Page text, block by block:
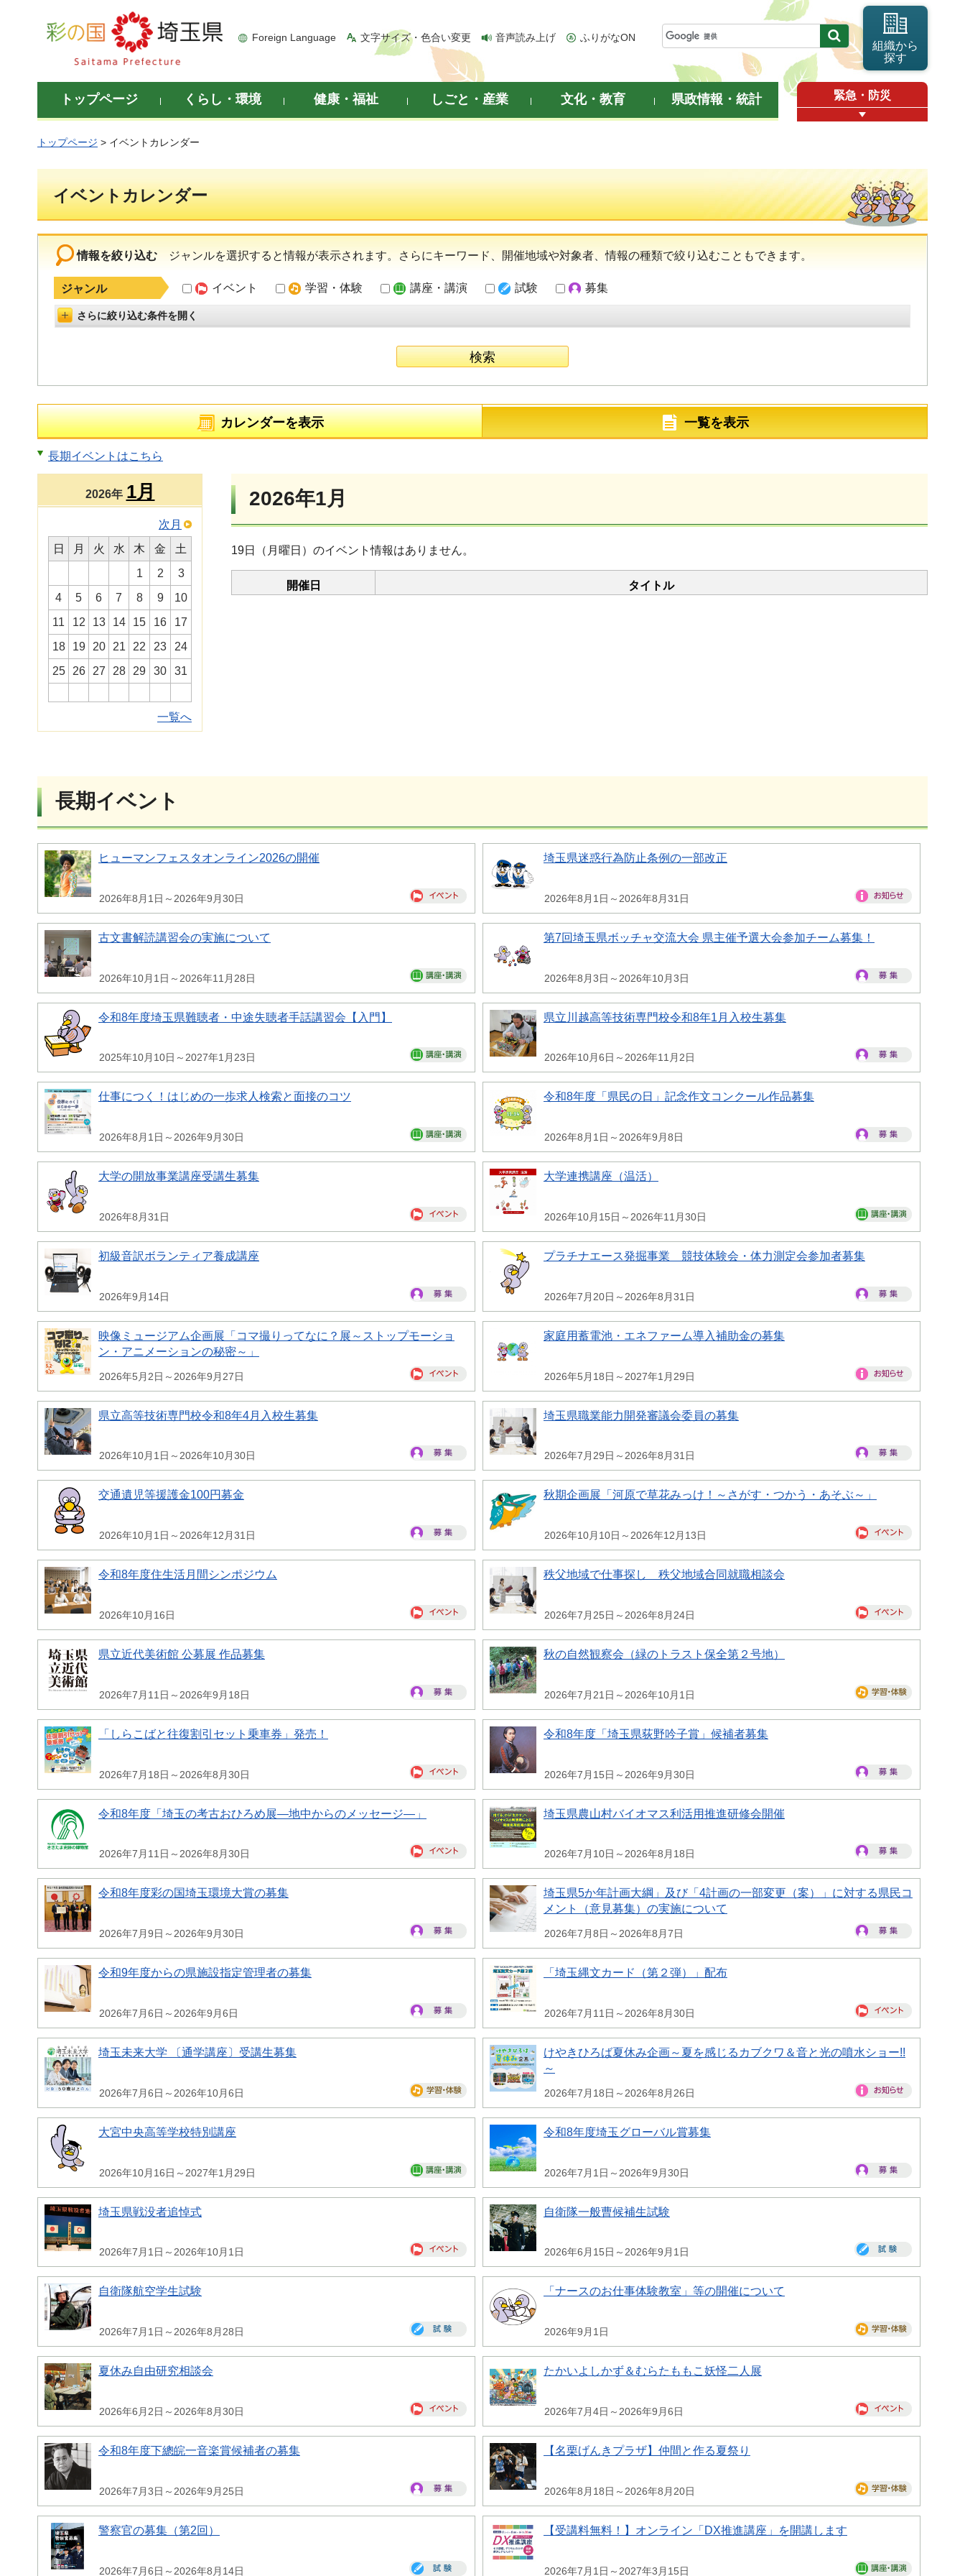
彩の国 埼玉県
Foreign Language 文字サイズ・色合い変更 音声読み上げ ふりがなON
組織から
探す
トップページ くらし・環境 健康・福祉 しごと・産業 文化・教育 県政情報・統計 緊急・防災
トップページ > イベントカレンダー
イベントカレンダー
情報を絞り込む ジャンルを選択すると情報が表示されます。さらにキーワード、開催地域や対象者、情報の種類で絞り込むこともできます。
ジャンル イベント 学習・体験 講座・講演 試験 募集
詳細設定を開く
さらに絞り込む条件を開く
カレンダーを表示 一覧を表示
長期イベントはこちら
2026年 1月
次月
日
月 火 水 木 金
土
1
2
3
4
5 6 7 8 9
10
11
12 13 14 15 16
17
18
19 20 21 22 23
24
25
26 27 28 29 30 31
一覧へ
2026年1月
19日（月曜日）のイベント情報はありません。
開催日 タイトル
長期イベント
ヒューマンフェスタオンライン2026の開催
2026年8月1日～2026年9月30日
埼玉県迷惑行為防止条例の一部改正
2026年8月1日～2026年8月31日
古文書解読講習会の実施について
2026年10月1日～2026年11月28日
第7回埼玉県ボッチャ交流大会 県主催予選大会参加チーム募集！
2026年8月3日～2026年10月3日
令和8年度埼玉県難聴者・中途失聴者手話講習会【入門】
2025年10月10日～2027年1月23日
県立川越高等技術専門校令和8年1月入校生募集
2026年10月6日～2026年11月2日
仕事につく！はじめの一歩求人検索と面接のコツ
2026年8月1日～2026年9月30日
令和8年度「県民の日」記念作文コンクール作品募集
2026年8月1日～2026年9月8日
大学の開放事業講座受講生募集
2026年8月31日
大学連携講座（温活）
2026年10月15日～2026年11月30日
初級音訳ボランティア養成講座
2026年9月14日
プラチナエース発掘事業 競技体験会・体力測定会参加者募集
2026年7月20日～2026年8月31日
映像ミュージアム企画展「コマ撮りってなに？展～ストップモーショ
ン・アニメーションの秘密～」
2026年5月2日～2026年9月27日
家庭用蓄電池・エネファーム導入補助金の募集
2026年5月18日～2027年1月29日
県立高等技術専門校令和8年4月入校生募集
2026年10月1日～2026年10月30日
埼玉県職業能力開発審議会委員の募集
2026年7月29日～2026年8月31日
交通遺児等援護金100円募金
2026年10月1日～2026年12月31日
秋期企画展「河原で草花みっけ！～さがす・つかう・あそぶ～」
2026年10月10日～2026年12月13日
令和8年度住生活月間シンポジウム
2026年10月16日
秩父地域で仕事探し 秩父地域合同就職相談会
2026年7月25日～2026年8月24日
県立近代美術館 公募展 作品募集
2026年7月11日～2026年9月18日
秋の自然観察会（緑のトラスト保全第２号地）
2026年7月21日～2026年10月1日
「しらこばと往復割引セット乗車券」発売！
2026年7月18日～2026年8月30日
令和8年度「埼玉県荻野吟子賞」候補者募集
2026年7月15日～2026年9月30日
令和8年度「埼玉の考古おひろめ展―地中からのメッセージ―」
2026年7月11日～2026年8月30日
埼玉県農山村バイオマス利活用推進研修会開催
2026年7月10日～2026年8月18日
令和8年度彩の国埼玉環境大賞の募集
2026年7月9日～2026年9月30日
埼玉県5か年計画大綱」及び「4計画の一部変更（案）」に対する県民コ
メント（意見募集）の実施について
2026年7月8日～2026年8月7日
令和9年度からの県施設指定管理者の募集
2026年7月6日～2026年9月6日
「埼玉縄文カード（第２弾）」配布
2026年7月11日～2026年8月30日
埼玉未来大学 〔通学講座〕受講生募集
2026年7月6日～2026年10月6日
けやきひろば夏休み企画～夏を感じるカブクワ＆音と光の噴水ショー!!
～
2026年7月18日～2026年8月26日
大宮中央高等学校特別講座
2026年10月16日～2027年1月29日
令和8年度埼玉グローバル賞募集
2026年7月1日～2026年9月30日
埼玉県戦没者追悼式
2026年7月1日～2026年10月1日
自衛隊一般曹候補生試験
2026年6月15日～2026年9月1日
自衛隊航空学生試験
2026年7月1日～2026年8月28日
「ナースのお仕事体験教室」等の開催について
2026年9月1日
夏休み自由研究相談会
2026年6月2日～2026年8月30日
たかいよしかず＆むらたももこ妖怪二人展
2026年7月4日～2026年9月6日
令和8年度下總皖一音楽賞候補者の募集
2026年7月3日～2026年9月25日
【名栗げんきプラザ】仲間と作る夏祭り
2026年8月18日～2026年8月20日
警察官の募集（第2回）
2026年7月6日～2026年8月14日
【受講料無料！】オンライン「DX推進講座」を開講します
2026年7月1日～2027年3月15日